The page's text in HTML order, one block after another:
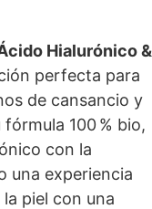
Hialurónico &
perfecta para
de cansancio y
100 % bio,
con la
una experiencia
piel con una